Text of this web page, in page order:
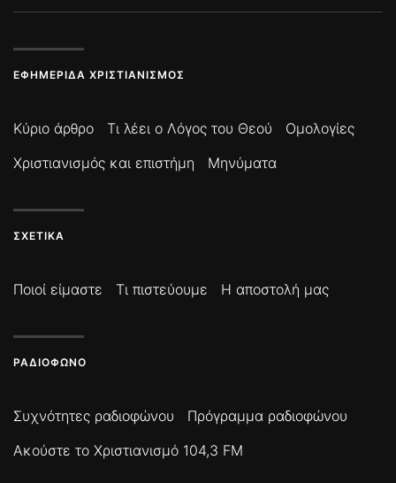
ΕΦΗΜΕΡΊΔΑ ΧΡΙΣΤΙΑΝΙΣΜΌΣ
Κύριο άρθρο Τι λέει ο Λόγος του Θεού
Ομολογίες
Χριστιανισμός και επιστήμη
Μηνύματα
ΣΧΕΤΙΚΆ
Ποιοί είμαστε Τι πιστεύουμε Η αποστολή μας
ΡΑΔΙΌΦΩΝΟ
Συχνότητες ραδιοφώνου
Πρόγραμμα ραδιοφώνου
Ακούστε το Χριστιανισμό 104,3 FM